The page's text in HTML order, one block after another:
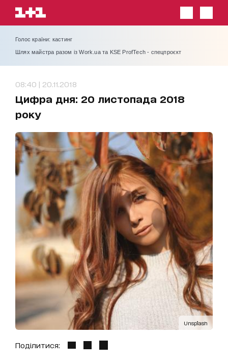
Голос країни: кастинг
Шлях майстра разом із Work.ua та KSE ProfTech - спецпроєкт
08:40 | 20.11.2018
Цифра дня: 20 листопада 2018
року
Unsplash
Поділитися: